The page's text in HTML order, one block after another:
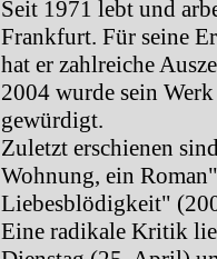
Seit 1971 lebt und
Frankfurt. Für seine
hat er zahlreiche
2004 wurde sein
gewürdigt.
Zuletzt erschienen
Wohnung, ein
Liebesblödigkeit"
Eine radikale Kritik